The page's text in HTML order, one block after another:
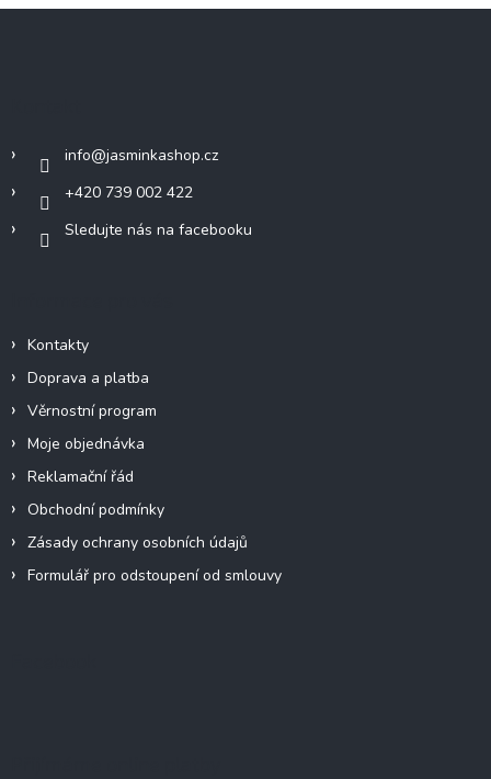
info@jasminkashop.cz
+420 739 002 422
Sledujte nás na facebooku
Kontakty
Doprava a platba
Věrnostní program
Moje objednávka
Reklamační řád
Obchodní podmínky
Zásady ochrany osobních údajů
Formulář pro odstoupení od smlouvy